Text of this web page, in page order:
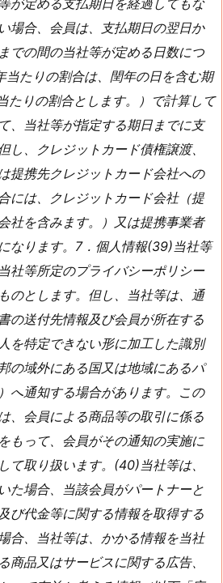
が定める支払期日を経過してもな
場合、会員は、支払期日の翌日か
での間の当社等が定める日数につ
当たりの割合は、閏年の日を含む期
たりの割合とします。）で計算して
、当社等が指定する期日までに支
し、クレジットカード債権譲渡、
提携先クレジットカード会社への
には、クレジットカード会社（提
社を含みます。）又は提携事業者
なります。7．個人情報(39)当社等
社等所定のプライバシーポリシー
のとします。但し、当社等は、通
の送付先情報及び会員が所在する
を特定できない形に加工した識別
の域外にある国又は地域にあるパ
へ通知する場合があります。この
、会員による商品等の取引に係る
もって、会員がその通知の実施に
て取り扱います。(40)当社等は、
た場合、当該会員がパートナーと
び代金等に関する情報を取得する
合、当社等は、かかる情報を当社
商品又はサービスに関する広告、